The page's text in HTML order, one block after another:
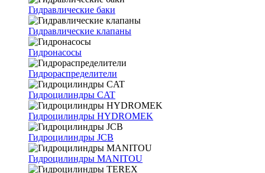
Гидравлические баки
Гидравлические клапаны
Гидронасосы
Гидрораспределители
Гидроцилиндры CAT
Гидроцилиндры HYDROMEK
Гидроцилиндры JCB
Гидроцилиндры MANITOU